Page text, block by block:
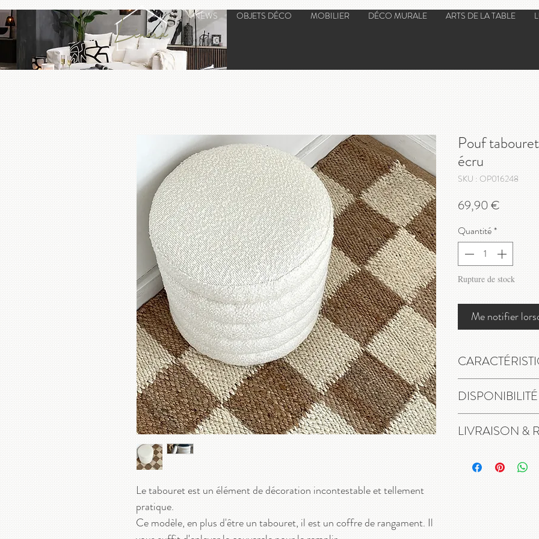
NEWS OBJETS DÉCO MOBILIER DÉCO MURALE ARTS DE LA TABLE
Le tabouret est un élément de décoration incontestable et tellement
pratique.
Ce modèle, en plus d'être un tabouret, il est un coffre de rangament. Il
Pouf
écru
SKU : OP016248
69,90 €Prix
Quantité*
Rupture de stock
Me notifier
Pouf, tabouret,
Coloris : écru
Garnissage :
Revêtement :
DISPONIBILITÉ
LIVRAISON &
relais.